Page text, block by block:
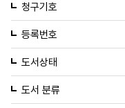
청구기호
등록번호
도서상태
도서 분류